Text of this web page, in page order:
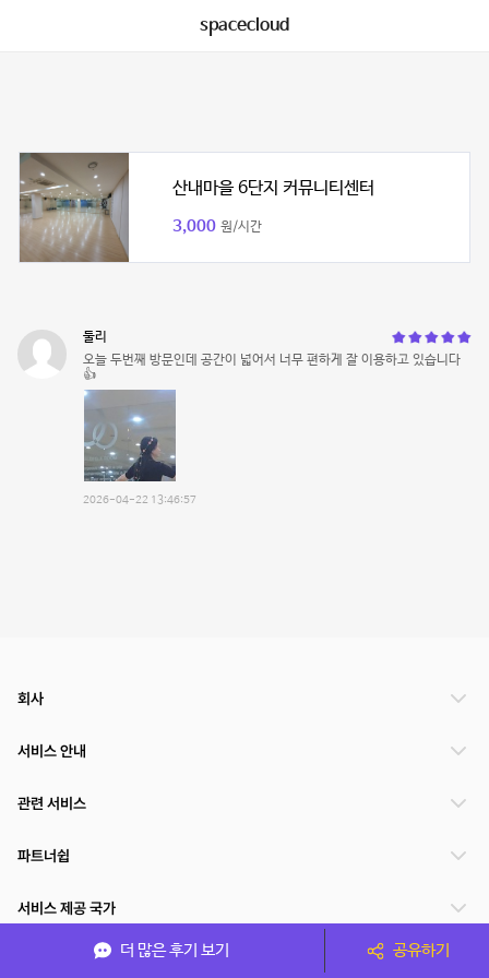
spacecloud
산내마을 6단지 커뮤니티센터
3,000 원/시간
둘리
오늘 두번째 방문인데 공간이 넓어서 너무 편하게 잘 이용하고 있습니다
👍
2026-04-22 13:46:57
더 많은 후기 보기 공유하기
회사
서비스 안내
관련 서비스
파트너쉽
서비스 제공 국가